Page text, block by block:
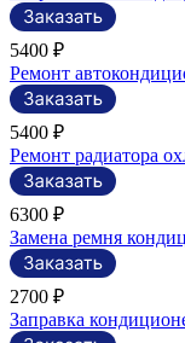
5400 ₽
Ремонт
5400 ₽
Ремонт радиатора
6300 ₽
Замена ремня
2700 ₽
Заправка